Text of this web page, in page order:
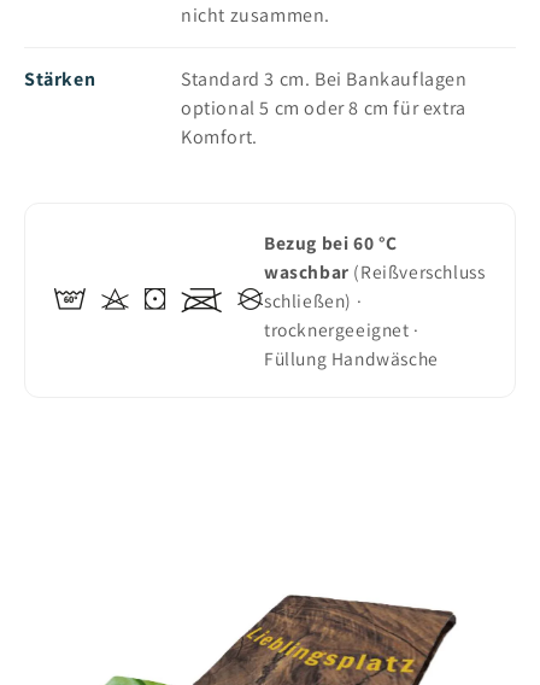
nicht zusammen.
Stärken
Standard 3 cm. Bei Bankauflagen
optional 5 cm oder 8 cm für extra
Komfort.
Bezug bei 60 °C
waschbar (Reißverschluss
schließen) ·
trocknergeeignet ·
Füllung Handwäsche